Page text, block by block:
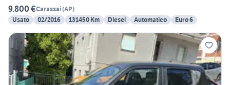
9.800 €Carassai(AP)
Usato
02/2016 131450 Km Diesel Automatico Euro 6